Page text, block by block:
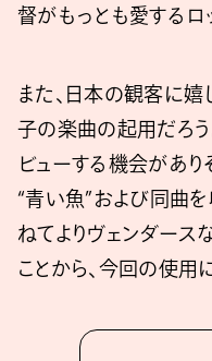
督がもっとも愛するロ
また、日本の観客に
子の楽曲の起用だろう
ビューする機会があり
“青い魚”および同曲を
ねてよりヴェンダー
ことから、今回の使用